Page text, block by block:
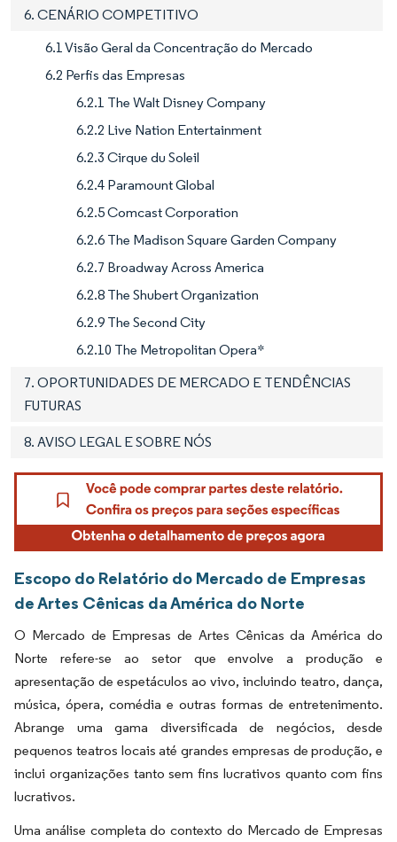
6. CENÁRIO COMPETITIVO
6.1 Visão Geral da Concentração do Mercado
6.2 Perfis das Empresas
6.2.1 The Walt Disney Company
6.2.2 Live Nation Entertainment
6.2.3 Cirque du Soleil
6.2.4 Paramount Global
6.2.5 Comcast Corporation
6.2.6 The Madison Square Garden Company
6.2.7 Broadway Across America
6.2.8 The Shubert Organization
6.2.9 The Second City
6.2.10 The Metropolitan Opera*
7. OPORTUNIDADES DE MERCADO E TENDÊNCIAS
FUTURAS
8. AVISO LEGAL E SOBRE NÓS
Escopo do Relatório do Mercado de Empresas
de Artes Cênicas da América do Norte
O Mercado de Empresas de Artes Cênicas da América do
Norte refere-se ao setor que envolve a produção e
apresentação de espetáculos ao vivo, incluindo teatro, dança,
música, ópera, comédia e outras formas de entretenimento.
Abrange uma gama diversificada de negócios, desde
pequenos teatros locais até grandes empresas de produção, e
inclui organizações tanto sem fins lucrativos quanto com fins
lucrativos.
Uma análise completa do contexto do Mercado de Empresas